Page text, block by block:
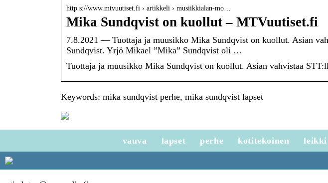
http s://www.mtvuutiset.fi › artikkeli › musiikkialan-mo…
Mika Sundqvist on kuollut – MTVuutiset.fi
7.8.2021 — Tuottaja ja muusikko Mika Sundqvist on kuollut. Asian
Sundqvist. Yrjö Mikael ”Mika” Sundqvist oli …
Tuottaja ja muusikko Mika Sundqvist on kuollut. Asian vahvistaa
Keywords: mika sundqvist perhe, mika sundqvist lapset
vauva lapset perhe kotitekoinen leikki